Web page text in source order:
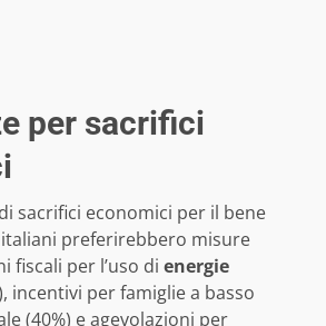
per sacrifici
sacrifici economici per il bene
italiani preferirebbero misure
fiscali per l’uso di energie
incentivi per famiglie a basso
(40%) e agevolazioni per